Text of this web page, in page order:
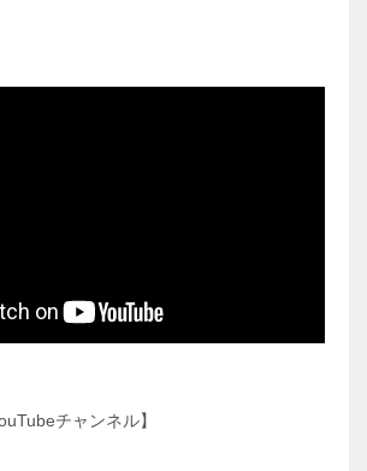
チャンネル】